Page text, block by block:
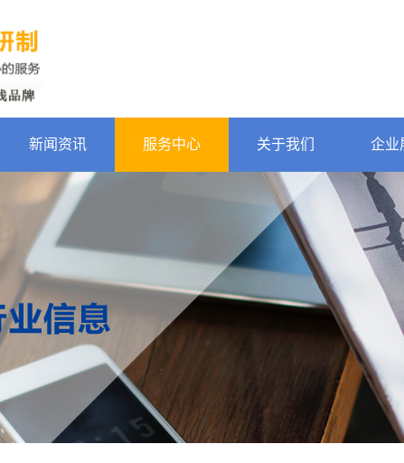
新闻资讯 服务中心 关于我们 企业